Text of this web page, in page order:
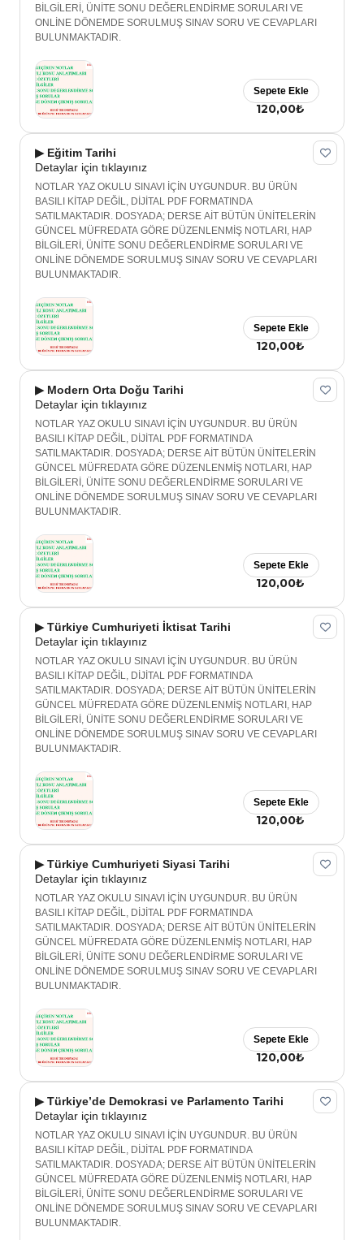
BİLGİLERİ, ÜNİTE SONU DEĞERLENDİRME SORULARI VE
ONLİNE DÖNEMDE SORULMUŞ SINAV SORU VE CEVAPLARI
BULUNMAKTADIR.
120,00₺
Sepete Ekle
▶ Eğitim Tarihi
Detaylar için tıklayınız
NOTLAR YAZ OKULU SINAVI İÇİN UYGUNDUR. BU ÜRÜN
BASILI KİTAP DEĞİL, DİJİTAL PDF FORMATINDA
SATILMAKTADIR. DOSYADA; DERSE AİT BÜTÜN ÜNİTELERİN
GÜNCEL MÜFREDATA GÖRE DÜZENLENMİŞ NOTLARI, HAP
BİLGİLERİ, ÜNİTE SONU DEĞERLENDİRME SORULARI VE
ONLİNE DÖNEMDE SORULMUŞ SINAV SORU VE CEVAPLARI
BULUNMAKTADIR.
120,00₺
Sepete Ekle
▶ Modern Orta Doğu Tarihi
Detaylar için tıklayınız
NOTLAR YAZ OKULU SINAVI İÇİN UYGUNDUR. BU ÜRÜN
BASILI KİTAP DEĞİL, DİJİTAL PDF FORMATINDA
SATILMAKTADIR. DOSYADA; DERSE AİT BÜTÜN ÜNİTELERİN
GÜNCEL MÜFREDATA GÖRE DÜZENLENMİŞ NOTLARI, HAP
BİLGİLERİ, ÜNİTE SONU DEĞERLENDİRME SORULARI VE
ONLİNE DÖNEMDE SORULMUŞ SINAV SORU VE CEVAPLARI
BULUNMAKTADIR.
120,00₺
Sepete Ekle
▶ Türkiye Cumhuriyeti İktisat Tarihi
Detaylar için tıklayınız
NOTLAR YAZ OKULU SINAVI İÇİN UYGUNDUR. BU ÜRÜN
BASILI KİTAP DEĞİL, DİJİTAL PDF FORMATINDA
SATILMAKTADIR. DOSYADA; DERSE AİT BÜTÜN ÜNİTELERİN
GÜNCEL MÜFREDATA GÖRE DÜZENLENMİŞ NOTLARI, HAP
BİLGİLERİ, ÜNİTE SONU DEĞERLENDİRME SORULARI VE
ONLİNE DÖNEMDE SORULMUŞ SINAV SORU VE CEVAPLARI
BULUNMAKTADIR.
120,00₺
Sepete Ekle
▶ Türkiye Cumhuriyeti Siyasi Tarihi
Detaylar için tıklayınız
NOTLAR YAZ OKULU SINAVI İÇİN UYGUNDUR. BU ÜRÜN
BASILI KİTAP DEĞİL, DİJİTAL PDF FORMATINDA
SATILMAKTADIR. DOSYADA; DERSE AİT BÜTÜN ÜNİTELERİN
GÜNCEL MÜFREDATA GÖRE DÜZENLENMİŞ NOTLARI, HAP
BİLGİLERİ, ÜNİTE SONU DEĞERLENDİRME SORULARI VE
ONLİNE DÖNEMDE SORULMUŞ SINAV SORU VE CEVAPLARI
BULUNMAKTADIR.
120,00₺
Sepete Ekle
▶ Türkiye’de Demokrasi ve Parlamento Tarihi
Detaylar için tıklayınız
NOTLAR YAZ OKULU SINAVI İÇİN UYGUNDUR. BU ÜRÜN
BASILI KİTAP DEĞİL, DİJİTAL PDF FORMATINDA
SATILMAKTADIR. DOSYADA; DERSE AİT BÜTÜN ÜNİTELERİN
GÜNCEL MÜFREDATA GÖRE DÜZENLENMİŞ NOTLARI, HAP
BİLGİLERİ, ÜNİTE SONU DEĞERLENDİRME SORULARI VE
ONLİNE DÖNEMDE SORULMUŞ SINAV SORU VE CEVAPLARI
BULUNMAKTADIR.